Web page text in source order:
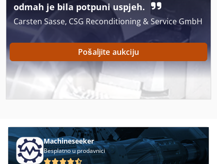
Konični Brusilice
Kozmetika
Ljudi Čepom
Plastificiranje
Prikaz
Proizvodi
odmah je bila potpuni uspjeh.
Carsten Sasse, CSG Reconditioning & Service GmbH
Pošaljite aukciju
Machineseeker
Besplatno u prodavnici